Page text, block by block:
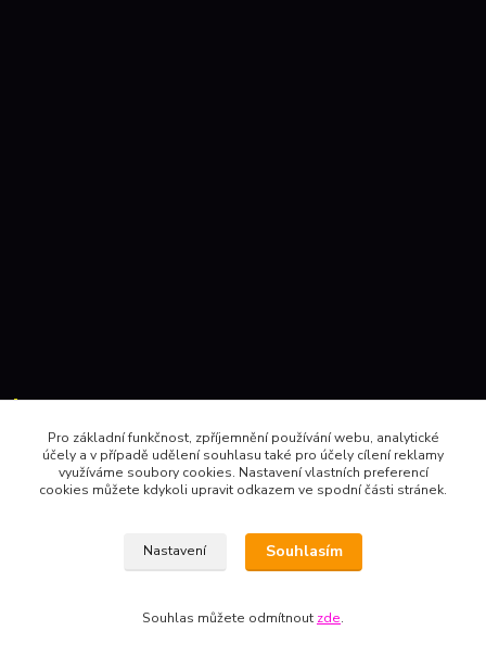
604 157410 , 602 345528
Pro základní funkčnost, zpříjemnění používání webu, analytické
účely a v případě udělení souhlasu také pro účely cílení reklamy
využíváme soubory cookies. Nastavení vlastních preferencí
cookies můžete kdykoli upravit odkazem ve spodní části stránek.
Nastavení Souhlasím
Souhlas můžete odmítnout zde.